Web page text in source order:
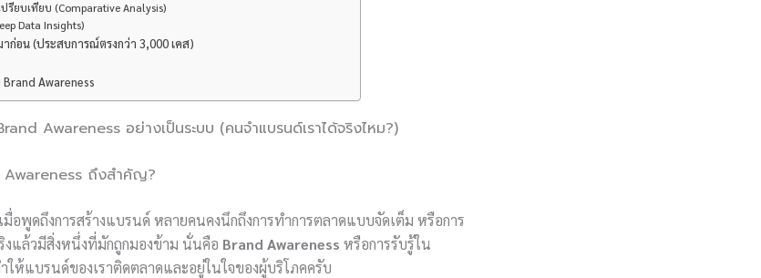
รียบเทียบ (Comparative Analysis)
Data Insights)
ก่อน (ประสบการณ์ตรงกว่า 3,000 เคส)
Awareness
Awareness อย่างเป็นระบบ (คนจำแบรนด์เราได้จริงไหม?)
Awareness ถึงสำคัญ?
อพูดถึงการสร้างแบรนด์ หลายคนคงนึกถึงการทำการตลาดแบบจัดเต็ม หรือการ
แล้วมีสิ่งหนึ่งที่มักถูกมองข้าม นั่นคือ Brand Awareness หรือการรับรู้ใน
ห้แบรนด์ของเราติดตลาดและอยู่ในใจของผู้บริโภคครับ